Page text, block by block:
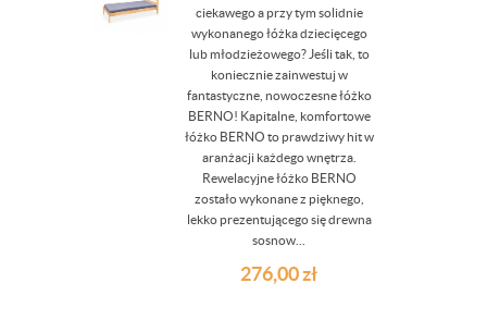
ciekawego a przy tym solidnie
wykonanego łóżka dziecięcego
lub młodzieżowego? Jeśli tak, to
koniecznie zainwestuj w
fantastyczne, nowoczesne łóżko
BERNO! Kapitalne, komfortowe
łóżko BERNO to prawdziwy hit w
aranżacji każdego wnętrza.
Rewelacyjne łóżko BERNO
zostało wykonane z pięknego,
lekko prezentującego się drewna
sosnow...
276,00zł